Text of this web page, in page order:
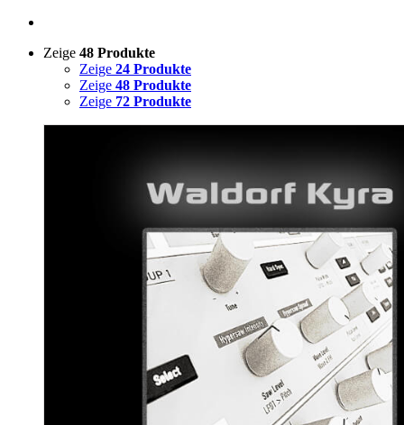
Zeige 48 Produkte
Zeige 24 Produkte
Zeige 48 Produkte
Zeige 72 Produkte